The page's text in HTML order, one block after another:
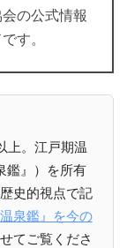
の公式情報
す。
上。江戸期温
鑑』）を所有
史的視点で記
泉鑑』を今の
てご覧くださ